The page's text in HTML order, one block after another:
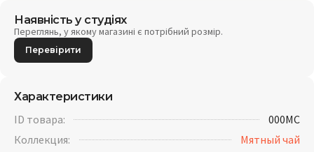
Наявність у студіях
Переглянь, у якому магазині є потрібний розмір.
Перевірити
Характеристики
ID товара:
000MC
Коллекция:
Мятный чай